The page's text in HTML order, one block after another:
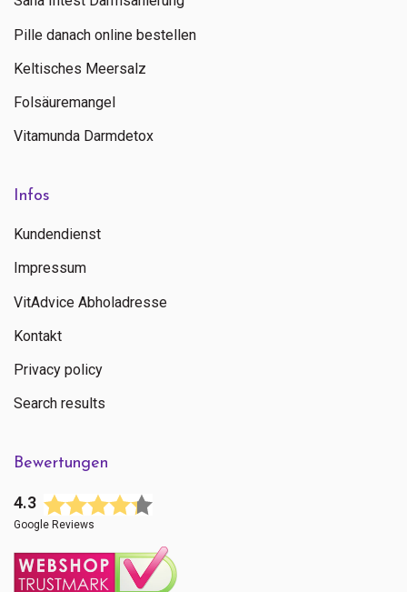
Pille danach online bestellen
Keltisches Meersalz
Folsäuremangel
Vitamunda Darmdetox
Infos
Kundendienst
Impressum
VitAdvice Abholadresse
Kontakt
Privacy policy
Search results
Bewertungen
4.3
Google Reviews